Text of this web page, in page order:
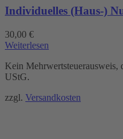
der
Individuelles (Haus-)
30,00 €
Weiterlesen
Kein Mehrwertsteuerausweis,
UStG.
zzgl. Versandkosten